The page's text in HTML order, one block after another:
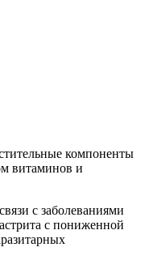
компоненты
витаминов и
с заболеваниями
с пониженной